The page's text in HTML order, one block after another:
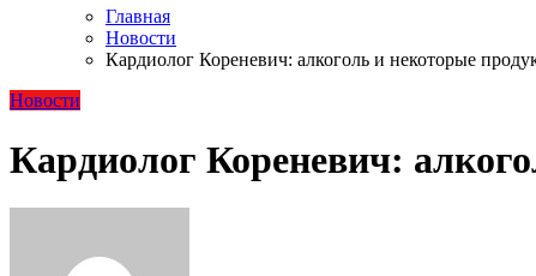
Главная
Новости
Кардиолог Кореневич: алкоголь и некоторые
Новости
Кардиолог Кореневич: